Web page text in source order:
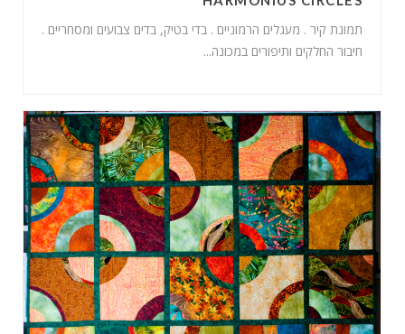
תמונת קיר . מעגלים הרמוניים . בדי בטיק, בדים צבועים ומסחריים .
חיבור החלקים ותיפורים במכונה...